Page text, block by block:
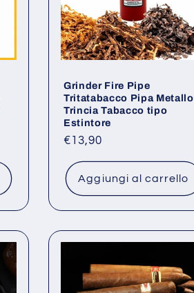
Grinder Fire Pipe
Tritatabacco Pipa Metallo
Trincia Tabacco tipo
Estintore
Prezzo
listino
€13,90
Aggiungi al carrello